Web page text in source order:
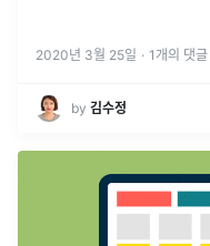
2020년 3월 25일 · 1 개의 댓글
by 김수정